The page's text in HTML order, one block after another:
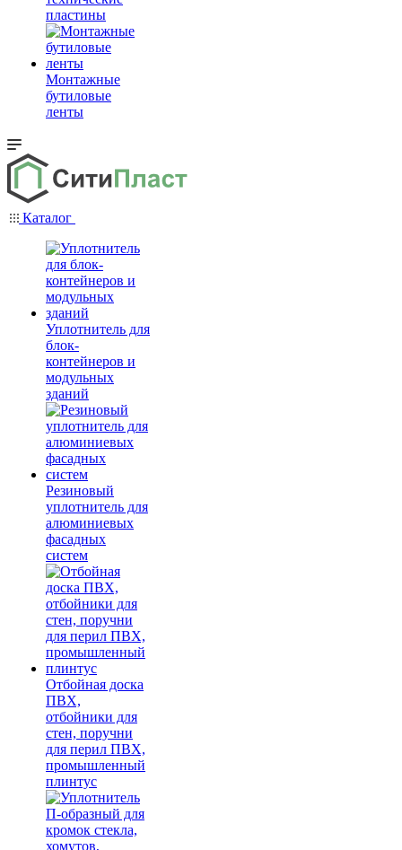
пластины
Монтажные
бутиловые
ленты
Каталог
Уплотнитель для
блок-
контейнеров и
модульных
зданий
Резиновый
уплотнитель для
алюминиевых
фасадных
систем
Отбойная доска
ПВХ,
отбойники для
стен, поручни
для перил ПВХ,
промышленный
плинтус